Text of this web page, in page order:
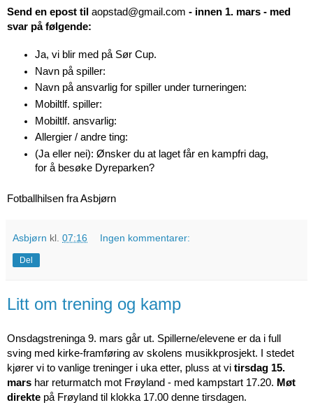
Send en epost til aopstad@gmail.com - innen 1. mars - med
svar på følgende:
Ja, vi blir med på Sør Cup.
Navn på spiller:
Navn på ansvarlig for spiller under turneringen:
Mobiltlf. spiller:
Mobiltlf. ansvarlig:
Allergier / andre ting:
(Ja eller nei): Ønsker du at laget får en kampfri dag,
for å besøke Dyreparken?
Fotballhilsen fra Asbjørn
Asbjørn kl. 07:16 Ingen kommentarer:
Del
Litt om trening og kamp
Onsdagstreninga 9. mars går ut. Spillerne/elevene er da i full
sving med kirke-framføring av skolens musikkprosjekt. I stedet
kjører vi to vanlige treninger i uka etter, pluss at vi tirsdag 15.
mars har returmatch mot Frøyland - med kampstart 17.20. Møt
direkte på Frøyland til klokka 17.00 denne tirsdagen.